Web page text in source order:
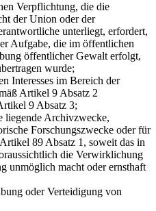
Verpflichtung, die die
der Union oder der
unterliegt, erfordert,
Aufgabe, die im öffentlichen
öffentlicher Gewalt erfolgt,
wurde;
Interesses im Bereich der
Artikel 9 Absatz 2
9 Absatz 3;
liegende Archivzwecke,
Forschungszwecke oder für
89 Absatz 1, soweit das in
die Verwirklichung
unmöglich macht oder ernsthaft
oder Verteidigung von